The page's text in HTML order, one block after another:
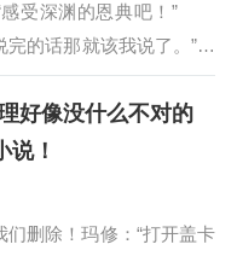
受深渊的恩典吧！”
完的话那就该我说了。”
好像没什么不对的
说！
删除！玛修：“打开盖卡